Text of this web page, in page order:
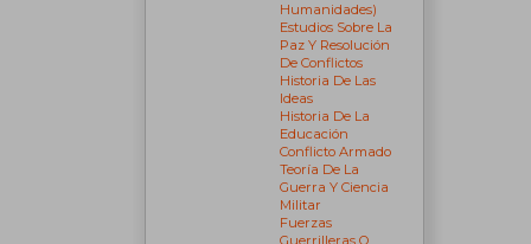
Humanidades)
Estudios Sobre La
Paz Y Resolución
De Conflictos
Historia De Las
Ideas
Historia De La
Educación
Conflicto Armado
Teoría De La
Guerra Y Ciencia
Militar
Fuerzas
Guerrilleras O